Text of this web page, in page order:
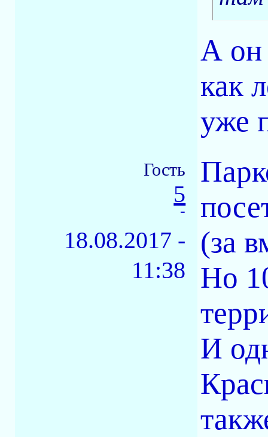
А он
как
уже
Гость
5
-
18.08.2017 -
11:38
(за
Но
И